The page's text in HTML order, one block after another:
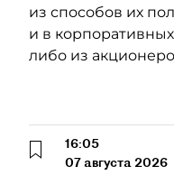
из способов их
и в
либо из
16:05
07 августа 2026